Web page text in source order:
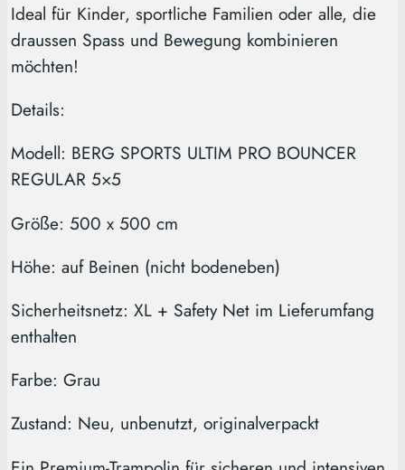
Ideal für Kinder, sportliche Familien oder alle, die
draussen Spass und Bewegung kombinieren
möchten!
Details:
Modell: BERG SPORTS ULTIM PRO BOUNCER
REGULAR 5×5
Größe: 500 x 500 cm
Höhe: auf Beinen (nicht bodeneben)
Sicherheitsnetz: XL + Safety Net im Lieferumfang
enthalten
Farbe: Grau
Zustand: Neu, unbenutzt, originalverpackt